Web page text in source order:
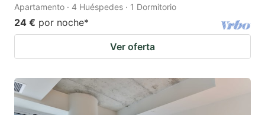
Apartamento · 4 Huéspedes · 1 Dormitorio
24 € por noche*
Ver oferta